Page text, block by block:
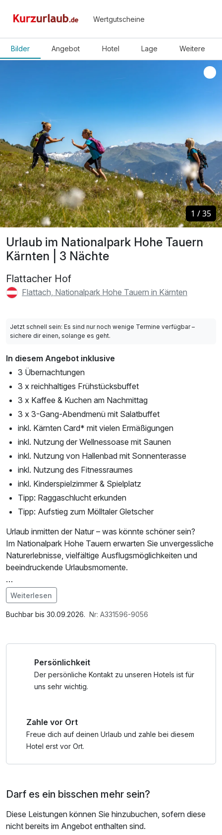
Wertgutscheine
Bilder Angebot Hotel Lage Weitere
Urlaub im Nationalpark Hohe Tauern
Kärnten | 3 Nächte
Flattacher Hof
Flattach, Nationalpark Hohe Tauern in Kärnten
1 /35
1 /35
Jetzt schnell sein: Es sind nur noch wenige Termine verfügbar –
sichere dir einen, solange es geht.
In diesem Angebot inklusive
3 Übernachtungen
3 x reichhaltiges Frühstücksbuffet
3 x Kaffee & Kuchen am Nachmittag
3 x 3-Gang-Abendmenü mit Salatbuffet
inkl. Kärnten Card* mit vielen Ermäßigungen
inkl. Nutzung der Wellnessoase mit Saunen
inkl. Nutzung von Hallenbad mit Sonnenterasse
inkl. Nutzung des Fitnessraumes
inkl. Kinderspielzimmer & Spielplatz
Tipp: Raggaschlucht erkunden
Tipp: Aufstieg zum Mölltaler Gletscher
Urlaub inmitten der Natur – was könnte schöner sein?
Im Nationalpark Hohe Tauern erwarten Sie unvergessliche
Naturerlebnisse, vielfältige Ausflugsmöglichkeiten und
beeindruckende Urlaubsmomente.
*die KärntenCard bietet Ihnen über 100 Ausflugsziele
kostenfrei oder ermäßigt
zum Beispiel:
Wasserfällen
• Kletterwald Ossiacher See
• Wasserspielpark Fallbach/Maltatal
• Sommerrodelbahn
• Gerlitzen Tandem Base
• Elektroboot fahren am Faaker See
Im Angebot enthalten
Leihbademantel, W-LAN Nutzung / Internetnutzung
Weiterlesen
Buchbar bis 30.09.2026. Nr: A331596-9056
Persönlichkeit
Der persönliche Kontakt zu unseren Hotels ist für
uns sehr wichtig.
Zahle vor Ort
Freue dich auf deinen Urlaub und zahle bei diesem
Hotel erst vor Ort.
Darf es ein bisschen mehr sein?
Diese Leistungen können Sie hinzubuchen, sofern diese
nicht bereits im Angebot enthalten sind.